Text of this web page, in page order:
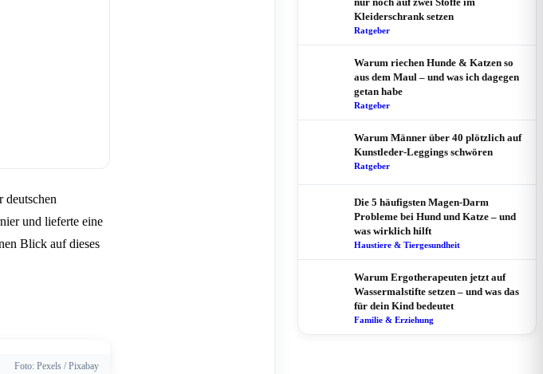
deutschen
und lieferte eine
Blick auf dieses
Foto: Pexels / Pixabay
Kleiderschrank setzen
Ratgeber
Warum riechen Hunde & Katzen so
aus dem Maul – und was ich dagegen
getan habe
Ratgeber
Warum Männer über 40 plötzlich auf
Kunstleder-Leggings schwören
Ratgeber
Die 5 häufigsten Magen-Darm
Probleme bei Hund und Katze – und
was wirklich hilft
Haustiere & Tiergesundheit
Warum Ergotherapeuten jetzt auf
Wassermalstifte setzen – und was das
für dein Kind bedeutet
Familie & Erziehung